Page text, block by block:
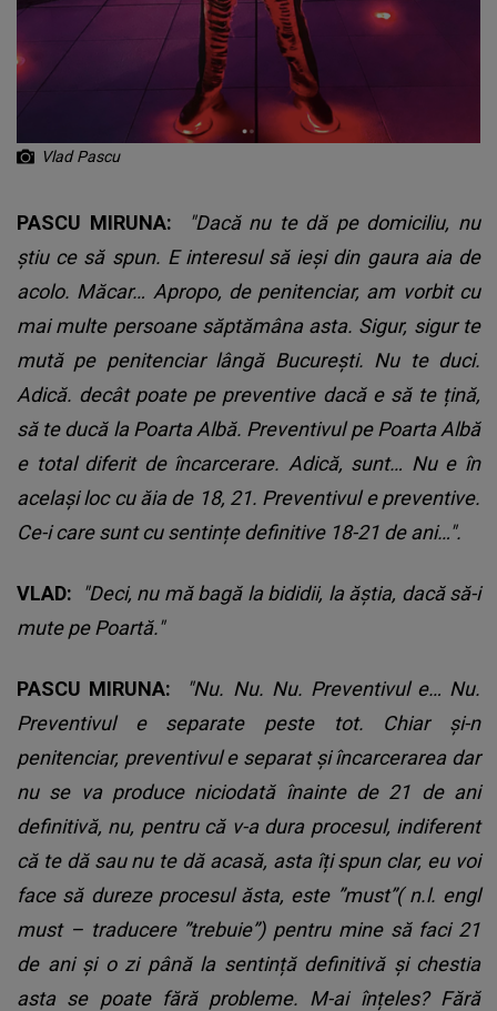
Vlad Pascu
PASCU MIRUNA:
"Dacă nu te dă pe domiciliu, nu
știu ce să spun. E interesul să ieși din gaura aia de
acolo. Măcar… Apropo, de penitenciar, am vorbit cu
mai multe persoane săptămâna asta. Sigur, sigur te
mută pe penitenciar lângă București. Nu te duci.
Adică. decât poate pe preventive dacă e să te țină,
să te ducă la Poarta Albă. Preventivul pe Poarta Albă
e total diferit de încarcerare. Adică, sunt… Nu e în
același loc cu ăia de 18, 21. Preventivul e preventive.
Ce-i care sunt cu sentințe definitive 18-21 de ani…".
VLAD:
"Deci, nu mă bagă la bididii, la ăștia, dacă să-i
mute pe Poartă."
PASCU MIRUNA:
"Nu. Nu. Nu. Preventivul e… Nu.
Preventivul e separate peste tot. Chiar și-n
penitenciar, preventivul e separat și încarcerarea dar
nu se va produce niciodată înainte de 21 de ani
definitivă, nu, pentru că v-a dura procesul, indiferent
că te dă sau nu te dă acasă, asta îți spun clar, eu voi
face să dureze procesul ăsta, este ”must”( n.l. engl
must – traducere ”trebuie”) pentru mine să faci 21
de ani și o zi până la sentință definitivă și chestia
asta se poate fără probleme. M-ai înțeles? Fără